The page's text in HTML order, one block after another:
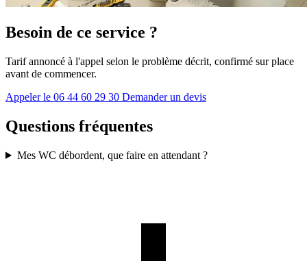
Besoin de ce service ?
Tarif annoncé à l'appel selon le problème décrit, confirmé sur place
avant de commencer.
Appeler le 06 44 60 29 30 Demander un devis
Questions fréquentes
Mes WC débordent, que faire en attendant ?